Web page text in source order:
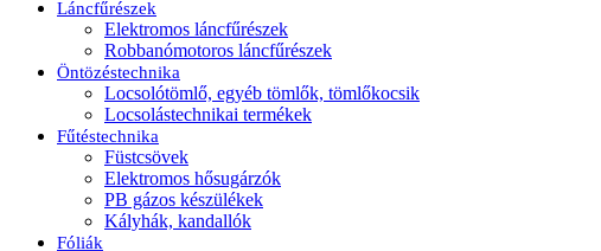
Láncfűrészek
Elektromos láncfűrészek
Robbanómotoros láncfűrészek
Öntözéstechnika
Locsolótömlő, egyéb tömlők, tömlőkocsik
Locsolástechnikai termékek
Fűtéstechnika
Füstcsövek
Elektromos hősugárzók
PB gázos készülékek
Kályhák, kandallók
Fóliák